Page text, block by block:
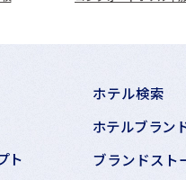
ホテル検索
ホテルブラン
ト
ブランドスト